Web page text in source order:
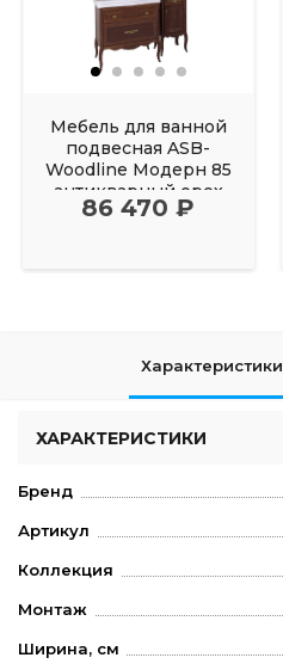
Мебель для ванной
подвесная ASB-
Woodline Модерн 85
антикварный орех
86 470 ₽
Характеристики
ХАРАКТЕРИСТИКИ
Бренд
Артикул
Коллекция
Монтаж
Ширина, см